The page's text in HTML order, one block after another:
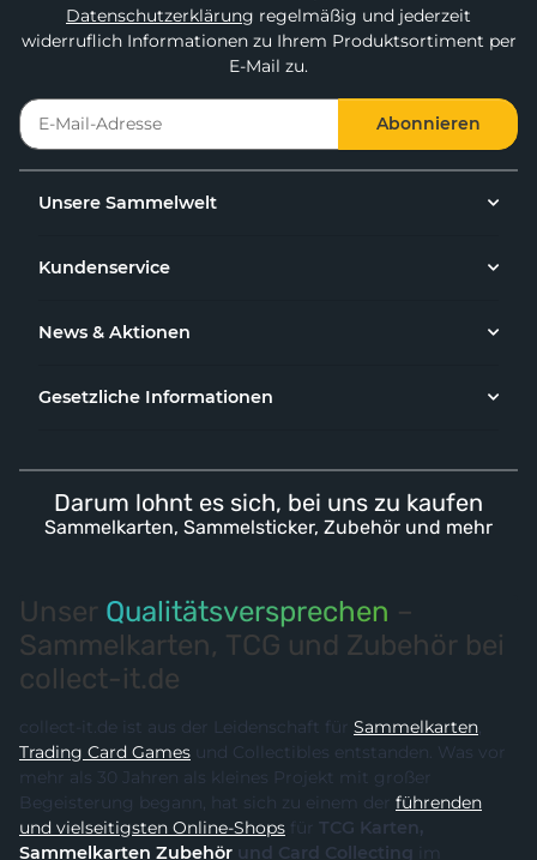
Datenschutzerklärung regelmäßig und jederzeit
widerruflich Informationen zu Ihrem Produktsortiment per
E-Mail zu.
Abonnieren
Unsere Sammelwelt
Kundenservice
News & Aktionen
Gesetzliche Informationen
Darum lohnt es sich, bei uns zu kaufen
Sammelkarten, Sammelsticker, Zubehör und mehr
Unser Qualitätsversprechen –
Sammelkarten, TCG und Zubehör bei
collect-it.de
collect-it.de ist aus der Leidenschaft für Sammelkarten,
Trading Card Games und Collectibles entstanden. Was vor
mehr als 30 Jahren als kleines Projekt mit großer
Begeisterung begann, hat sich zu einem der führenden
und vielseitigsten Online-Shops für TCG Karten,
Sammelkarten Zubehör und Card Collecting im